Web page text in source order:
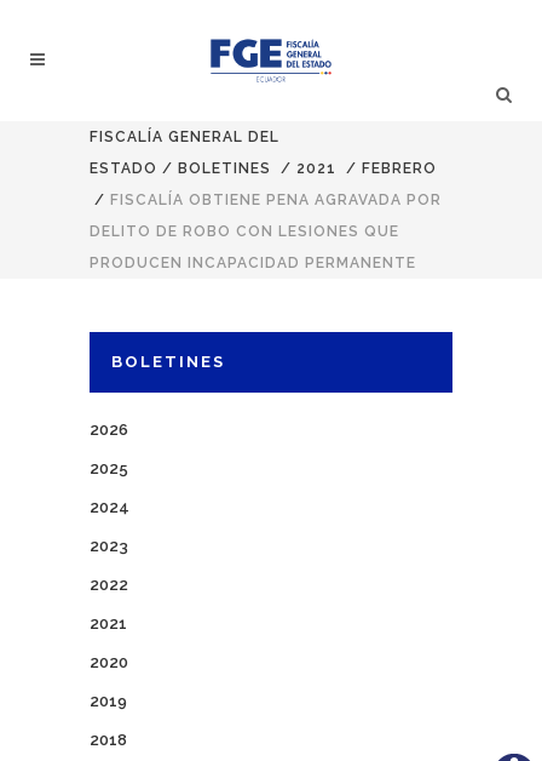
FISCALÍA GENERAL DEL
ESTADO / BOLETINES / 2021 / FEBRERO
/ FISCALÍA OBTIENE PENA AGRAVADA POR
DELITO DE ROBO CON LESIONES QUE
PRODUCEN INCAPACIDAD PERMANENTE
BOLETINES
2026
2025
2024
2023
2022
2021
2020
2019
2018